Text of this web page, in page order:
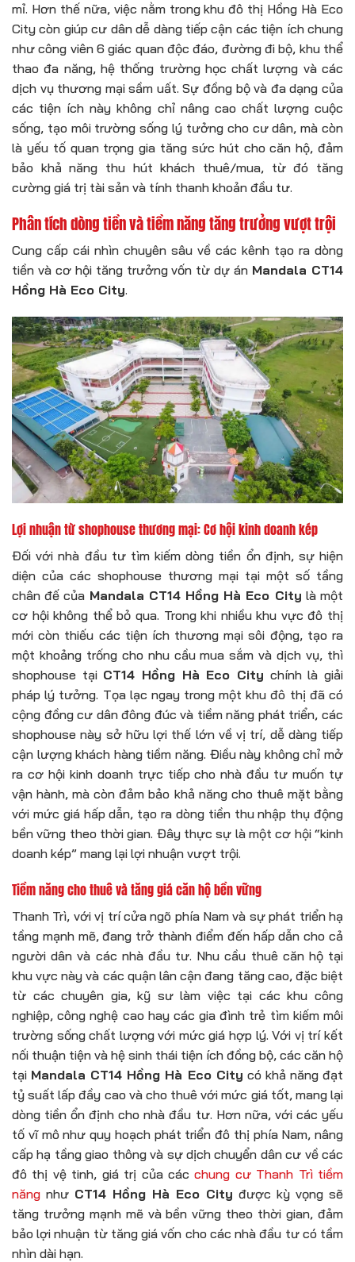
mỉ. Hơn thế nữa, việc nằm trong khu đô thị Hồng Hà Eco
City còn giúp cư dân dễ dàng tiếp cận các tiện ích chung
như công viên 6 giác quan độc đáo, đường đi bộ, khu thể
thao đa năng, hệ thống trường học chất lượng và các
dịch vụ thương mại sầm uất. Sự đồng bộ và đa dạng của
các tiện ích này không chỉ nâng cao chất lượng cuộc
sống, tạo môi trường sống lý tưởng cho cư dân, mà còn
là yếu tố quan trọng gia tăng sức hút cho căn hộ, đảm
bảo khả năng thu hút khách thuê/mua, từ đó tăng
cường giá trị tài sản và tính thanh khoản đầu tư.
Phân tích dòng tiền và tiềm năng tăng trưởng vượt trội
Cung cấp cái nhìn chuyên sâu về các kênh tạo ra dòng
tiền và cơ hội tăng trưởng vốn từ dự án Mandala CT14
Hồng Hà Eco City.
Lợi nhuận từ shophouse thương mại: Cơ hội kinh doanh kép
Đối với nhà đầu tư tìm kiếm dòng tiền ổn định, sự hiện
diện của các shophouse thương mại tại một số tầng
chân đế của Mandala CT14 Hồng Hà Eco City là một
cơ hội không thể bỏ qua. Trong khi nhiều khu vực đô thị
mới còn thiếu các tiện ích thương mại sôi động, tạo ra
một khoảng trống cho nhu cầu mua sắm và dịch vụ, thì
shophouse tại CT14 Hồng Hà Eco City chính là giải
pháp lý tưởng. Tọa lạc ngay trong một khu đô thị đã có
cộng đồng cư dân đông đúc và tiềm năng phát triển, các
shophouse này sở hữu lợi thế lớn về vị trí, dễ dàng tiếp
cận lượng khách hàng tiềm năng. Điều này không chỉ mở
ra cơ hội kinh doanh trực tiếp cho nhà đầu tư muốn tự
vận hành, mà còn đảm bảo khả năng cho thuê mặt bằng
với mức giá hấp dẫn, tạo ra dòng tiền thu nhập thụ động
bền vững theo thời gian. Đây thực sự là một cơ hội “kinh
doanh kép” mang lại lợi nhuận vượt trội.
Tiềm năng cho thuê và tăng giá căn hộ bền vững
Thanh Trì, với vị trí cửa ngõ phía Nam và sự phát triển hạ
tầng mạnh mẽ, đang trở thành điểm đến hấp dẫn cho cả
người dân và các nhà đầu tư. Nhu cầu thuê căn hộ tại
khu vực này và các quận lân cận đang tăng cao, đặc biệt
từ các chuyên gia, kỹ sư làm việc tại các khu công
nghiệp, công nghệ cao hay các gia đình trẻ tìm kiếm môi
trường sống chất lượng với mức giá hợp lý. Với vị trí kết
nối thuận tiện và hệ sinh thái tiện ích đồng bộ, các căn hộ
tại Mandala CT14 Hồng Hà Eco City có khả năng đạt
tỷ suất lấp đầy cao và cho thuê với mức giá tốt, mang lại
dòng tiền ổn định cho nhà đầu tư. Hơn nữa, với các yếu
tố vĩ mô như quy hoạch phát triển đô thị phía Nam, nâng
cấp hạ tầng giao thông và sự dịch chuyển dân cư về các
đô thị vệ tinh, giá trị của cácchung cư Thanh Trì tiềm
năng như CT14 Hồng Hà Eco City được kỳ vọng sẽ
tăng trưởng mạnh mẽ và bền vững theo thời gian, đảm
bảo lợi nhuận từ tăng giá vốn cho các nhà đầu tư có tầm
nhìn dài hạn.